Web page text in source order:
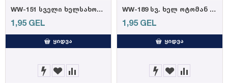
WW-151 სველი ხელსახოცი ოტომანი 20 ც
1,95 GEL
ᲧᲘᲓᲕᲐ
WW-189 სვ. ხელ ოტომან NEON 20 ც
1,95 GEL
ᲧᲘᲓᲕᲐ